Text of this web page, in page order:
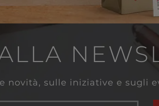
novità, sulle iniziative e sugli